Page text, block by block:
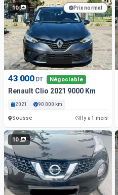
10 Prix normal
43 000 DT Négociable
Renault Clio 2021 9000 Km
2021 90 000 km
Sousse Il y a 1 mois
10